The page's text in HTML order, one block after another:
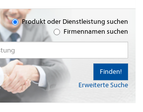
Produkt oder Dienstleistung suchen
Firmennamen suchen
Erweiterte Suche
Finden!